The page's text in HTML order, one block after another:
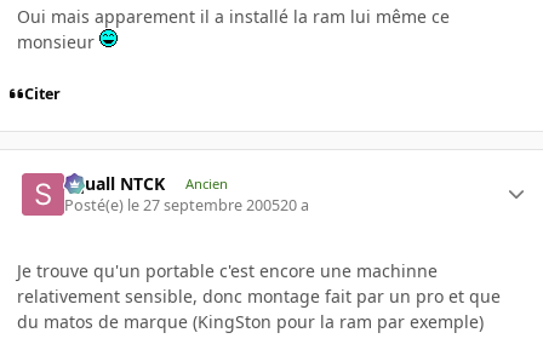
Oui mais apparement il a installé la ram lui même ce
monsieur
Citer
Squall NTCK Ancien
Posté(e) le 27 septembre 200520 a
Je trouve qu'un portable c'est encore une machinne
relativement sensible, donc montage fait par un pro et que
du matos de marque (KingSton pour la ram par exemple)